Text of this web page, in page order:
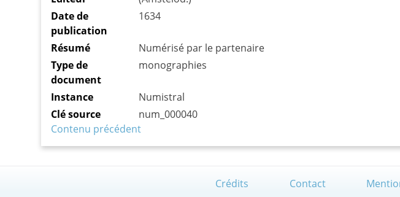
Date de
publication
1634
Résumé
Numérisé par le partenaire
Type de
document
monographies
Instance
Numistral
Clé source
num_000040
Contenu précédent
Crédits Contact